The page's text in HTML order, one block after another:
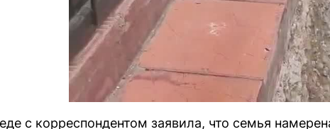
с корреспондентом заявила, что семья